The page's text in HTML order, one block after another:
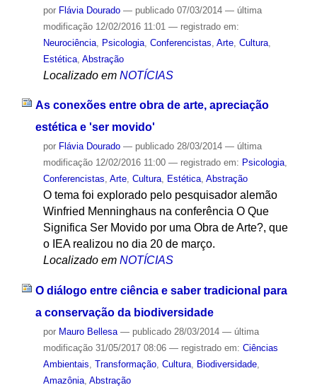
por Flávia Dourado — publicado07/03/2014 — última
modificação12/02/2016 11:01 — registrado em:
Neurociência, Psicologia, Conferencistas Arte, Cultura,
Estética, Abstração
Localizado em NOTÍCIAS
As conexões entre obra de arte, apreciação
estética e 'ser movido'
por Flávia Dourado — publicado28/03/2014 — última
modificação12/02/2016 11:00 — registrado em: Psicologia,
Conferencistas, Arte, Cultura, Estética, Abstração
O tema foi explorado pelo pesquisador alemão
Winfried Menninghaus na conferência O Que
Significa Ser Movido por uma Obra de Arte?, que
o IEA realizou no dia 20 de março.
Localizado em NOTÍCIAS
O diálogo entre ciência e saber tradicional para
a conservação da biodiversidade
por Mauro Bellesa — publicado28/03/2014 — última
modificação31/05/2017 08:06 — registrado em: Ciências
Ambientais, Transformação, Cultura, Biodiversidade,
Amazônia, Abstração